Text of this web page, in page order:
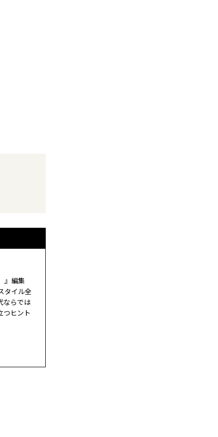
』編集
タイル全
ならでは
つヒント